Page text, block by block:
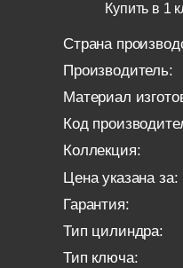
Купить в 1
Страна
Производитель:
Материал
Код
Коллекция:
Цена указана за:
Гарантия:
Тип цилиндра:
Тип ключа: